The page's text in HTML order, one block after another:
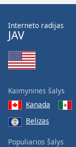
Interneto radijas
JAV
Kaimyninės šalys
Kanada
Belizas
Populiarios šalys